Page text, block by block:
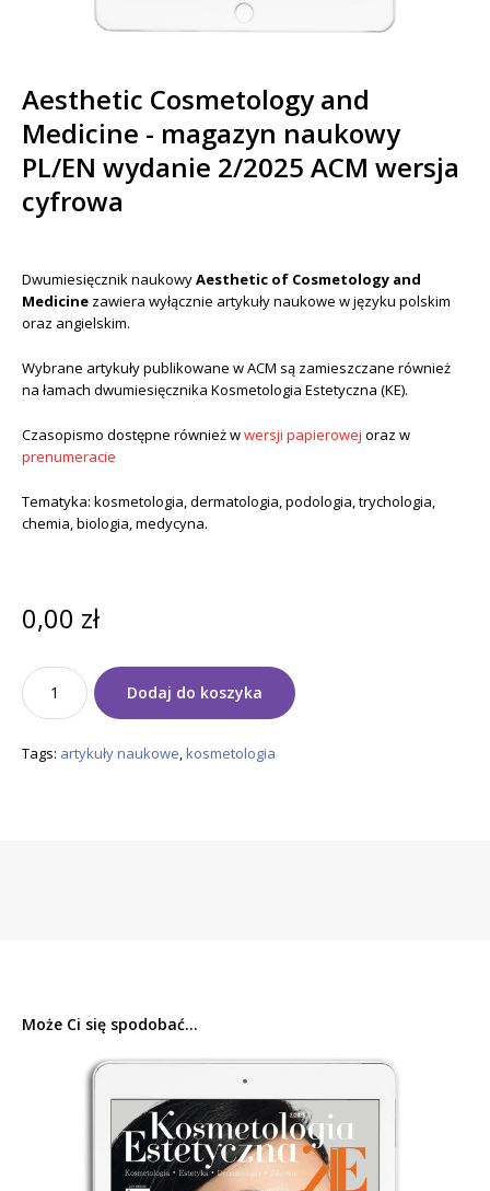
Aesthetic Cosmetology and
Medicine - magazyn naukowy
PL/EN wydanie 2/2025 ACM wersja
cyfrowa
Dwumiesięcznik naukowyAesthetic of Cosmetology and
Medicine zawiera wyłącznie artykuły naukowe w języku polskim
oraz angielskim.
Wybrane artykuły publikowane w ACM są zamieszczane również
na łamach dwumiesięcznika Kosmetologia Estetyczna (KE).
Czasopismo dostępne również wwersji papierowej oraz w
prenumeracie
Tematyka: kosmetologia, dermatologia, podologia, trychologia,
chemia, biologia, medycyna.
0,00 zł
ilość
Aesthetic
Cosmetology
and
Medicine
Dodaj do koszyka
Tags: artykuły naukowe,kosmetologia
Może Ci się spodobać...